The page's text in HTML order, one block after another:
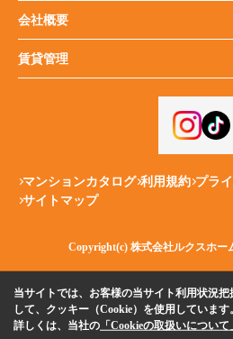
会社概要
賃貸管理
マンションカタログ 利用規約 プラ
サイトマップ
Copyright(c) 株式会社ルクスホー
当サイトでは、お客様の当サイト利用状況
して、クッキー（Cookie）を使用しています。
詳しくは、当社の 「Cookieの取扱いについて